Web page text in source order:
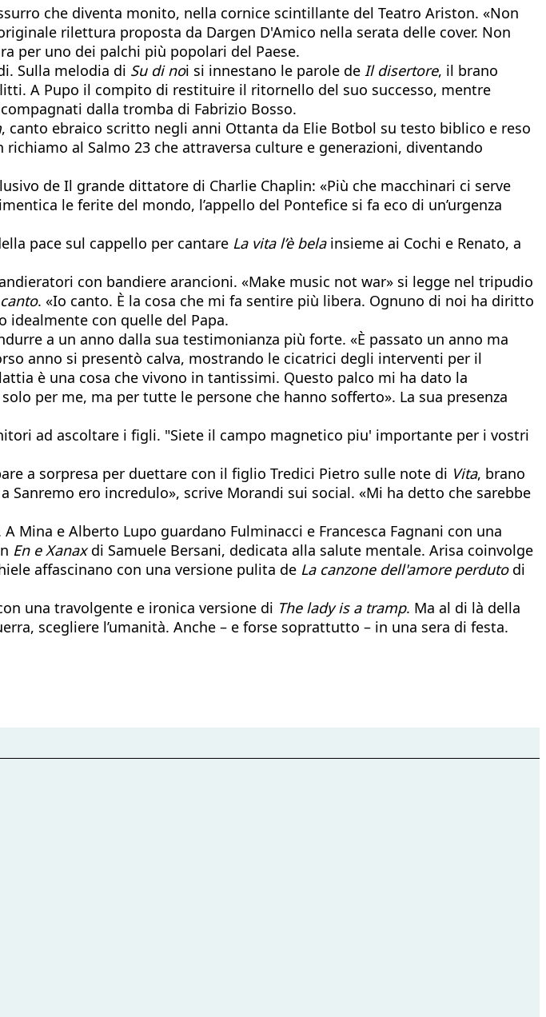
che diventa monito, nella cornice scintillante del Teatro Ariston. «Non
rilettura proposta da Dargen D'Amico nella serata delle cover. Non
per uno dei palchi più popolari del Paese.
Sulla melodia di Su di noi si innestano le parole de Il disertore, il brano
A Pupo il compito di restituire il ritornello del suo successo, mentre
dalla tromba di Fabrizio Bosso.
, canto ebraico scritto negli anni Ottanta da Elie Botbol su testo biblico e reso
al Salmo 23 che attraversa culture e generazioni, diventando
de Il grande dittatore di Charlie Chaplin: «Più che macchinari ci serve
le ferite del mondo, l’appello del Pontefice si fa eco di un’urgenza
pace sul cappello per cantare La vita l’è belainsieme ai Cochi e Renato, a
con bandiere arancioni. «Make music not war» si legge nel tripudio
. «Io canto. È la cosa che mi fa sentire più libera. Ognuno di noi ha diritto
idealmente con quelle del Papa.
a un anno dalla sua testimonianza più forte. «È passato un anno ma
anno si presentò calva, mostrando le cicatrici degli interventi per il
è una cosa che vivono in tantissimi. Questo palco mi ha dato la
per me, ma per tutte le persone che hanno sofferto». La sua presenza
ad ascoltare i figli. "Siete il campo magnetico piu' importante per i vostri
a sorpresa per duettare con il figlio Tredici Pietro sulle note di Vita, brano
ero incredulo», scrive Morandi sui social. «Mi ha detto che sarebbe
A Mina e Alberto Lupo guardano Fulminacci e Francesca Fagnani con una
En e Xanaxdi Samuele Bersani, dedicata alla salute mentale. Arisa coinvolge
affascinano con una versione pulita de La canzone dell'amore perdutodi
una travolgente e ironica versione di The lady is a tramp. Ma al di là della
scegliere l’umanità. Anche – e forse soprattutto – in una sera di festa.